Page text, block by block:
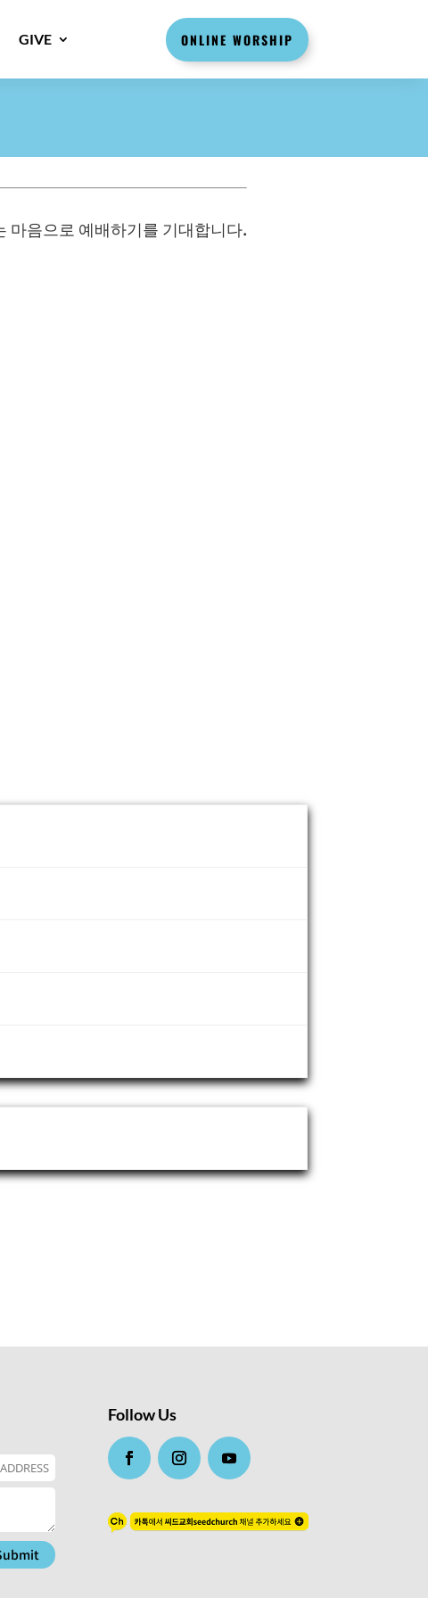
GIVE ONLINE WORSHIP
마음으로 예배하기를 기대합니다.
Follow Us